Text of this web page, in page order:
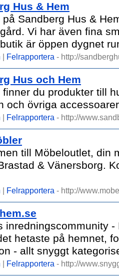
Hus & Hem
på Sandberg Hus &
Vi har även fina
är öppen dygnet
| Felrapportera - http://
Hus och Hem
finner du produkter till
och övriga
| Felrapportera - http://
till Möbeloutlet, din
& Vänersborg.
| Felrapportera - http://
inredningscommunity
hetaste på hemnet,
- allt snyggt
| Felrapportera - http://